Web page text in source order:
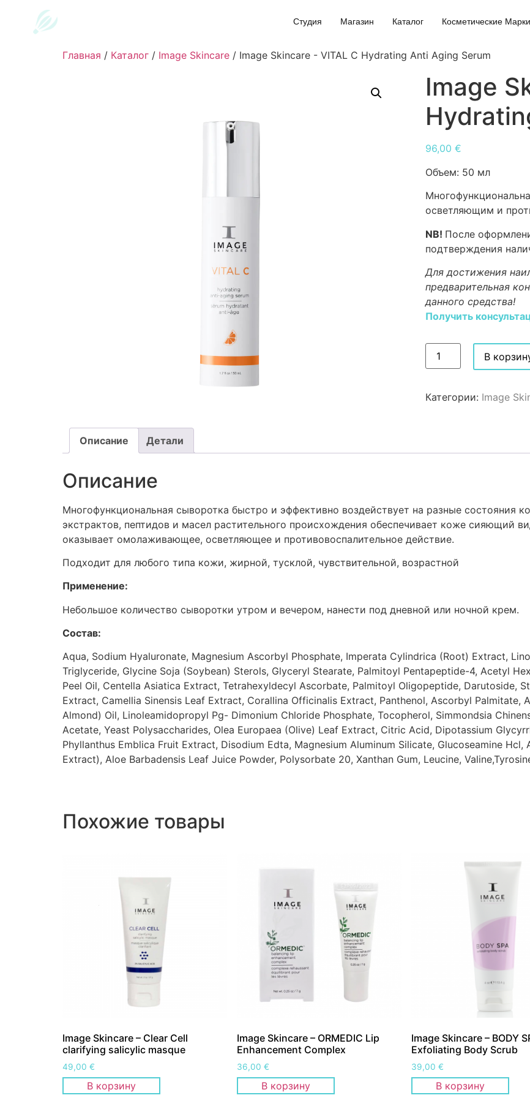
Студия Магазин Каталог Косметические Марки
Главная / Каталог / Image Skincare / Image Skincare - VITAL C Hydrating Anti Aging Serum
Image
96,00 €
Объем: 50 мл
осветляющим и
NB! После
подтверждения
Для достижения
предварительная
данного средства!
Получить
В
Категории: Image
Описание Детали
Описание
Многофункциональная сыворотка быстро и эффективно воздействует на разные состояния
экстрактов, пептидов и масел растительного происхождения обеспечивает коже сияющий
оказывает омолаживающeе, осветляющее и противовоспалительное действие.
Подходит для любого типа кожи, жирной, тусклой, чувствительной, возрастной
Применение:
Небольшое количество сыворотки утром и вечером, нанести под дневной или ночной крем.
Состав:
Aqua, Sodium Hyaluronate, Magnesium Ascorbyl Phosphate, Imperata Cylindrica (Root) Extract,
Triglyceride, Glycine Soja (Soybean) Sterols, Glyceryl Stearate, Palmitoyl Pentapeptide-4, Acetyl
Peel Oil, Centella Asiatica Extract, Tetrahexyldecyl Ascorbate, Palmitoyl Oligopeptide, Darutoside,
Extract, Camellia Sinensis Leaf Extract, Corallina Officinalis Extract, Panthenol, Ascorbyl Palmitate,
Almond) Oil, Linoleamidopropyl Pg- Dimonium Chloride Phosphate, Tocopherol, Simmondsia
Acetate, Yeast Polysaccharides, Olea Europaea (Olive) Leaf Extract, Citric Acid, Dipotassium
Phyllanthus Emblica Fruit Extract, Disodium Edta, Magnesium Aluminum Silicate, Glucoseamine
Extract), Aloe Barbadensis Leaf Juice Powder, Polysorbate 20, Xanthan Gum, Leucine,
Похожие товары
Image Skincare – Clear Cell
clarifying salicylic masque
49,00 €
В корзину
Image Skincare – ORMEDIC Lip
Enhancement Complex
36,00 €
В корзину
Image Skincare – BODY
Exfoliating Body Scrub
39,00 €
В корзину